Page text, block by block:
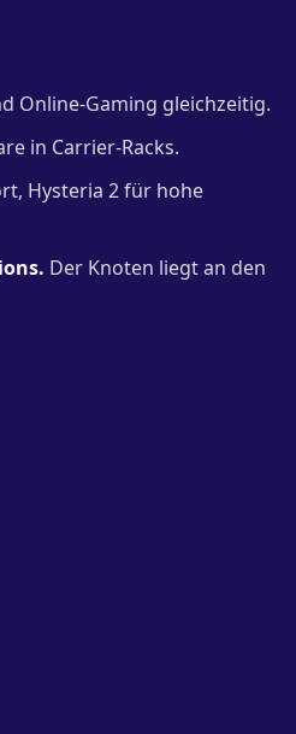
Online-Gaming gleichzeitig.
in Carrier-Racks.
Hysteria 2 für hohe
Der Knoten liegt an den